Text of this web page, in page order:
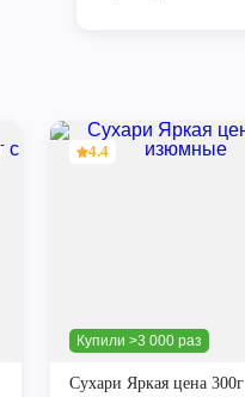
Купили >3 000 раз
4.4
Сухари Яркая цена 300г